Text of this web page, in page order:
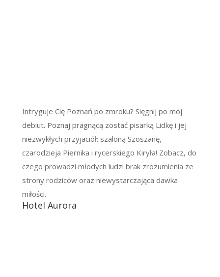
Intryguje Cię Poznań po zmroku? Sięgnij po mój
debiut. Poznaj pragnącą zostać pisarką Lidkę i jej
niezwykłych przyjaciół: szaloną Szoszanę,
czarodzieja Piernika i rycerskiego Kiryła! Zobacz, do
czego prowadzi młodych ludzi brak zrozumienia ze
strony rodziców oraz niewystarczająca dawka
miłości.
Hotel Aurora